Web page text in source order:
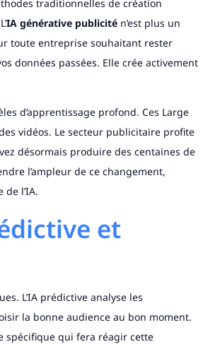
traditionnelles de création
IA générative publicité n’est plus un
toute entreprise souhaitant rester
données passées. Elle crée activement
d’apprentissage profond. Ces Large
vidéos. Le secteur publicitaire profite
désormais produire des centaines de
l’ampleur de ce changement,
l’IA.
et
L’IA prédictive analyse les
la bonne audience au bon moment.
spécifique qui fera réagir cette